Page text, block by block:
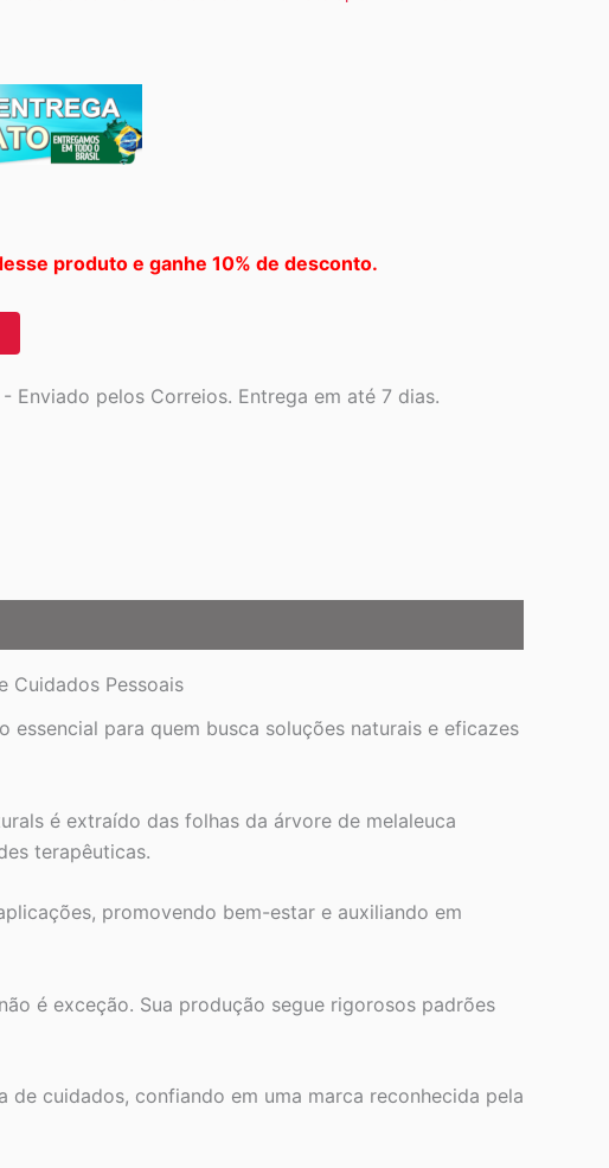
produto e ganhe 10% de desconto.
- Enviado pelos Correios. Entrega em até 7 dias.
Cuidados Pessoais
para quem busca soluções naturais e eficazes
é extraído das folhas da árvore de melaleuca
terapêuticas.
promovendo bem-estar e auxiliando em
é exceção. Sua produção segue rigorosos padrões
cuidados, confiando em uma marca reconhecida pela